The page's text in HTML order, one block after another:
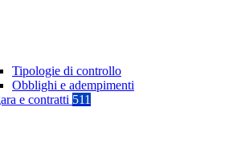
Tipologie di controllo
Obblighi e adempimenti
e contratti 511